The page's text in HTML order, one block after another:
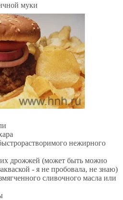
муки
нежирного
дрожжей (может быть можно
- я не пробовала, не знаю)
сливочного масла или